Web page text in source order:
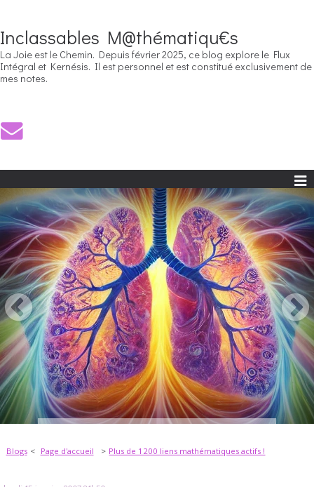
Inclassables M@thématiqu€s
La Joie est le Chemin. Depuis février 2025, ce blog explore le Flux
Intégral et Kernésis. Il est personnel et est constitué exclusivement de
mes notes.
Blogs Page d'accueil Plus de 1200 liens mathématiques actifs !